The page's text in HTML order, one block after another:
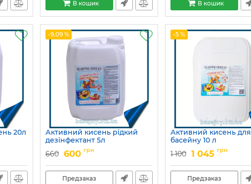
В кошик В кошик
20л
-9.09 %
Активний кисень рідкий
дезінфектант 5л
Артикул: 15049701
660 600 грн
Предзаказ
-5 %
Активний кисень для
басейну 10 л
Артикул: 15049700
1 100 1 045 грн
Предзаказ